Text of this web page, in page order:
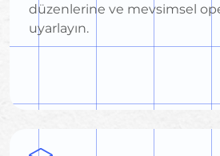
düzenlerine ve mevsimsel
uyarlayın.